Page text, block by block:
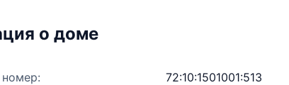
о доме
72:10:1501001:513